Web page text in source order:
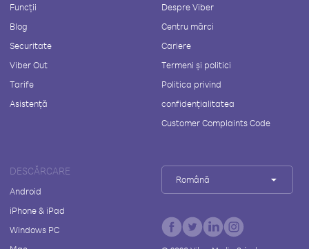
Funcții
Blog
Securitate
Viber Out
Tarife
Asistență
Despre Viber
Centru mărci
Cariere
Termeni și politici
Politica privind
confidențialitatea
Customer Complaints Code
DESCĂRCARE
Android
iPhone & iPad
Windows PC
Română